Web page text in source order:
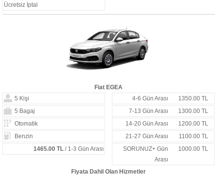
Ücretsiz İptal
Fiat EGEA
5 Kişi
4-6 Gün Arası
1350.00 TL
5 Bagaj
7-13 Gün Arası
1300.00 TL
Otomatik
14-20 Gün Arası
1200.00 TL
Benzin
21-27 Gün Arası
1100.00 TL
1465.00 TL/ 1-3 Gün Arası
SORUNUZ+ Gün
Arası
1000.00 TL
Fiyata Dahil Olan Hizmetler